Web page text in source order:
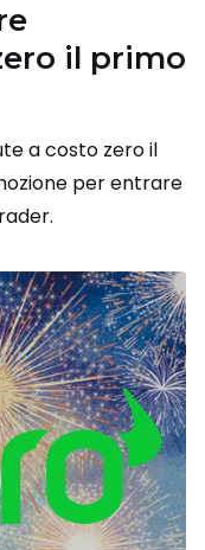
il primo
a costo zero il
per entrare